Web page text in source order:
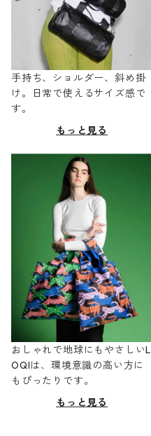
手持ち、ショルダー、斜め掛
け。日常で使えるサイズ感で
す。
もっと見る
おしゃれで地球にもやさしいL
OQIは、環境意識の高い方に
もぴったりです。
もっと見る